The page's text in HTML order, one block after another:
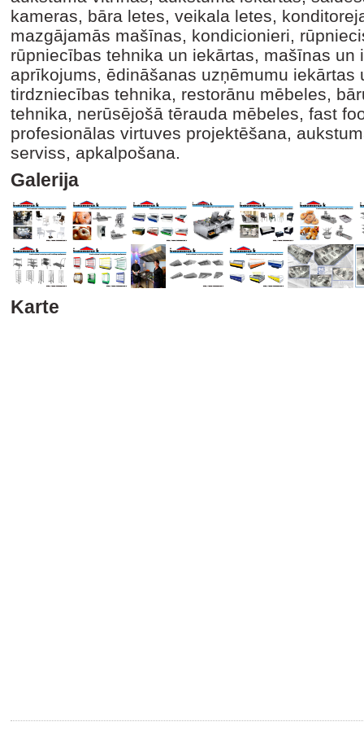
kameras, bāra letes, veikala letes,
mazgājamās mašīnas, kondicionieri,
rūpniecības tehnika un iekārtas, mašīnas un
aprīkojums, ēdināšanas uzņēmumu
tirdzniecības tehnika, restorānu mēbeles,
tehnika, nerūsējošā tērauda mēbeles, fast
profesionālas virtuves projektēšana,
serviss, apkalpošana.
Galerija
Karte